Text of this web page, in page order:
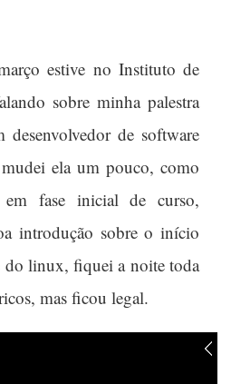
estive no Instituto de
sobre minha palestra
desenvolvedor de software
ela um pouco, como
em fase inicial de curso,
introdução sobre o início
linux, fiquei a noite toda
mas ficou legal.